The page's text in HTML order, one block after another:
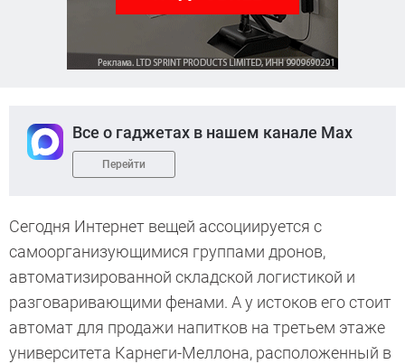
Все о гаджетах в нашем канале Max
Перейти
Cегодня Интернет вещей ассоциируется с
самоорганизующимися группами дронов,
автоматизированной складской логистикой и
разговаривающими фенами. А у истоков его стоит
автомат для продажи напитков на третьем этаже
университета Карнеги-Меллона, расположенный в